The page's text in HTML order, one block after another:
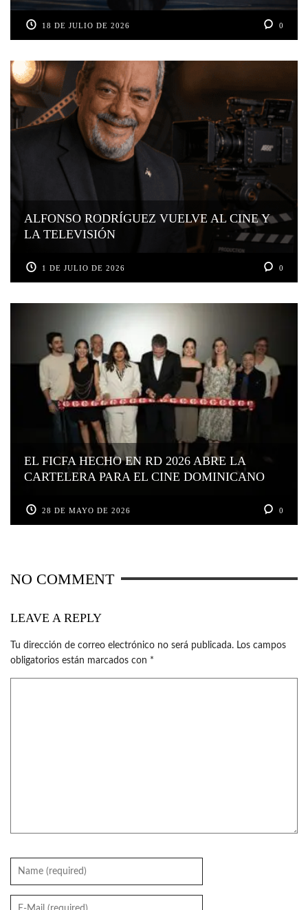
18 DE JULIO DE 2026 0
ALFONSO RODRÍGUEZ VUELVE AL CINE Y
LA TELEVISIÓN
1 DE JULIO DE 2026 0
EL FICFA HECHO EN RD 2026 ABRE LA
CARTELERA PARA EL CINE DOMINICANO
28 DE MAYO DE 2026 0
NO COMMENT
LEAVE A REPLY
Tu dirección de correo electrónico no será publicada. Los campos
obligatorios están marcados con *